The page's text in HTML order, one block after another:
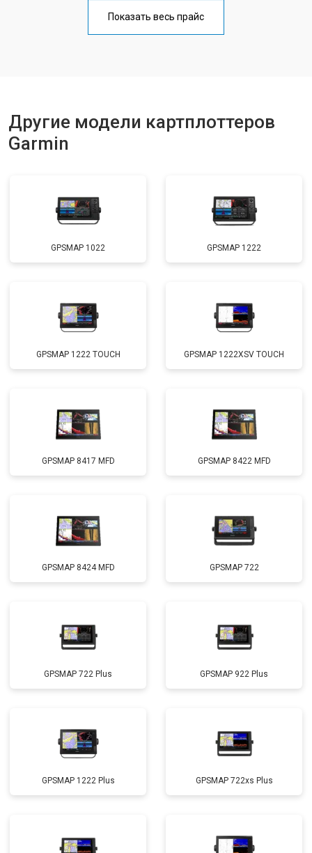
Показать весь прайс
Другие модели картплоттеров
Garmin
GPSMAP 1022 GPSMAP 1222
GPSMAP 1222 TOUCH GPSMAP 1222XSV TOUCH
GPSMAP 8417 MFD GPSMAP 8422 MFD
GPSMAP 8424 MFD GPSMAP 722
GPSMAP 722 Plus GPSMAP 922 Plus
GPSMAP 1222 Plus GPSMAP 722xs Plus